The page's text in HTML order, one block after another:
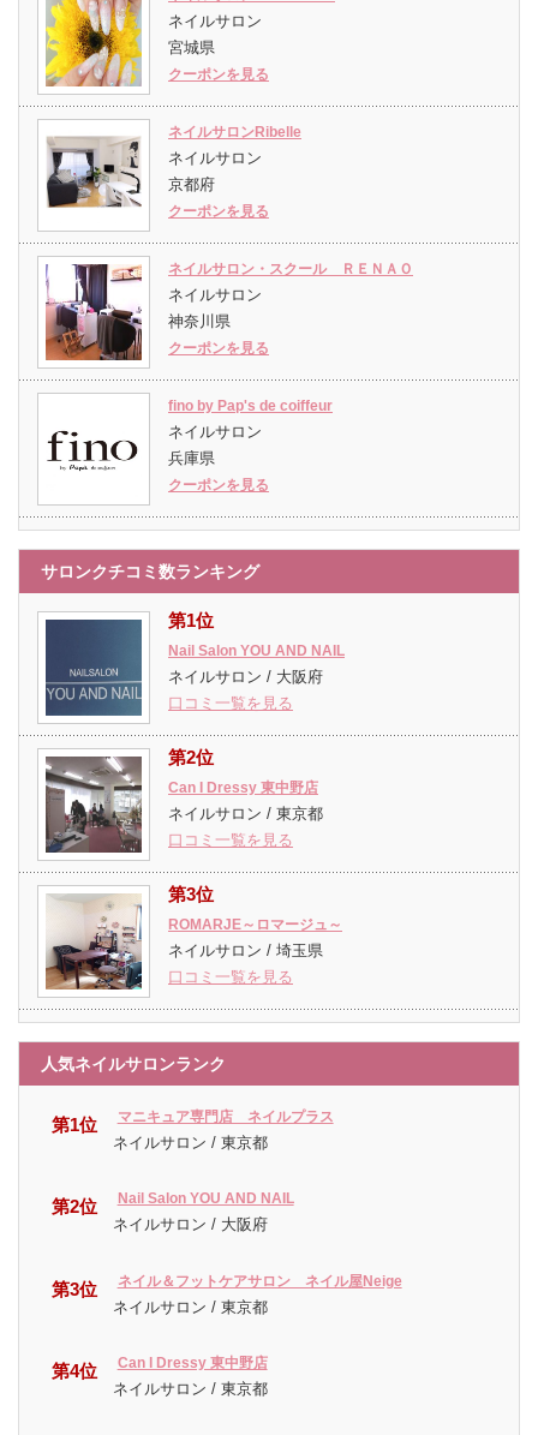
ネイルサロン
宮城県
クーポンを見る
ネイルサロンRibelle
ネイルサロン
京都府
クーポンを見る
ネイルサロン・スクール ＲＥＮＡＯ
ネイルサロン
神奈川県
クーポンを見る
fino by Pap's de coiffeur
ネイルサロン
兵庫県
クーポンを見る
サロンクチコミ数ランキング
第1位
Nail Salon YOU AND NAIL
ネイルサロン / 大阪府
口コミ一覧を見る
第2位
Can I Dressy 東中野店
ネイルサロン / 東京都
口コミ一覧を見る
第3位
ROMARJE～ロマージュ～
ネイルサロン / 埼玉県
口コミ一覧を見る
人気ネイルサロンランク
第1位 マニキュア専門店 ネイルプラス
ネイルサロン / 東京都
第2位 Nail Salon YOU AND NAIL
ネイルサロン / 大阪府
第3位 ネイル＆フットケアサロン ネイル屋Neige
ネイルサロン / 東京都
第4位 Can I Dressy 東中野店
ネイルサロン / 東京都